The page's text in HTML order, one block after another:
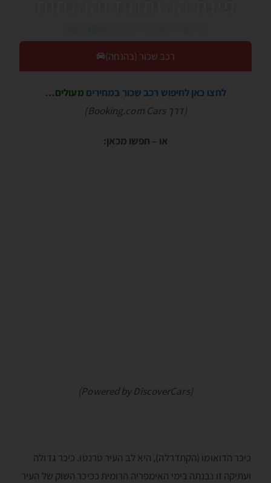
רכב שכור (בהנחה)
לחצו כאן לחיפוש רכב שכור במחירים מעולים…
(דרך Booking.com Cars)
או – חפשו מכאן:
(Powered by DiscoverCars)
כיכר הדואומו (הקתדרלה), היא לב העיר טרנטו. כיכר גדולה
ועתיקה זו נבנתה בימי האימפריה הרומית ככיכר השוק של העיר